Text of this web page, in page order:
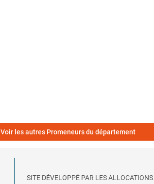
Voir les autres Promeneurs du département
SITE DÉVELOPPÉ PAR LES